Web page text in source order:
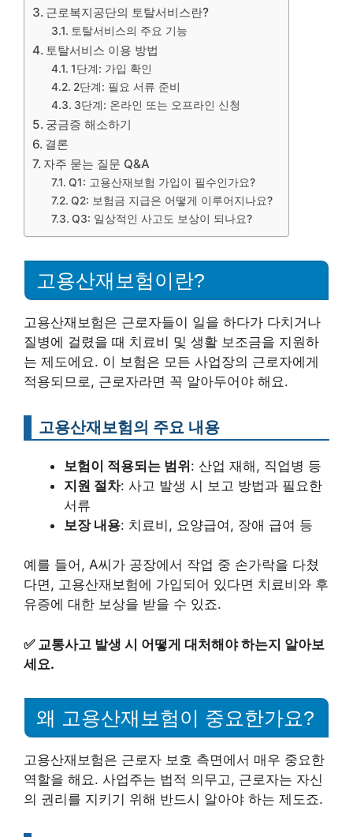
근로복지공단의 토탈서비스란?
토탈서비스의 주요 기능
토탈서비스 이용 방법
1단계: 가입 확인
2단계: 필요 서류 준비
3단계: 온라인 또는 오프라인 신청
궁금증 해소하기
결론
자주 묻는 질문 Q&A
Q1: 고용산재보험 가입이 필수인가요?
Q2: 보험금 지급은 어떻게 이루어지나요?
Q3: 일상적인 사고도 보상이 되나요?
고용산재보험이란?
고용산재보험은 근로자들이 일을 하다가 다치거나
질병에 걸렸을 때 치료비 및 생활 보조금을 지원하
는 제도에요. 이 보험은 모든 사업장의 근로자에게
적용되므로, 근로자라면 꼭 알아두어야 해요.
고용산재보험의 주요 내용
보험이 적용되는 범위: 산업 재해, 직업병 등
지원 절차: 사고 발생 시 보고 방법과 필요한
서류
보장 내용: 치료비, 요양급여, 장애 급여 등
예를 들어, A씨가 공장에서 작업 중 손가락을 다쳤
다면, 고용산재보험에 가입되어 있다면 치료비와 후
유증에 대한 보상을 받을 수 있죠.
✅ 교통사고 발생 시 어떻게 대처해야 하는지 알아보
세요.
왜 고용산재보험이 중요한가요?
고용산재보험은 근로자 보호 측면에서 매우 중요한
역할을 해요. 사업주는 법적 의무고, 근로자는 자신
의 권리를 지키기 위해 반드시 알아야 하는 제도죠.